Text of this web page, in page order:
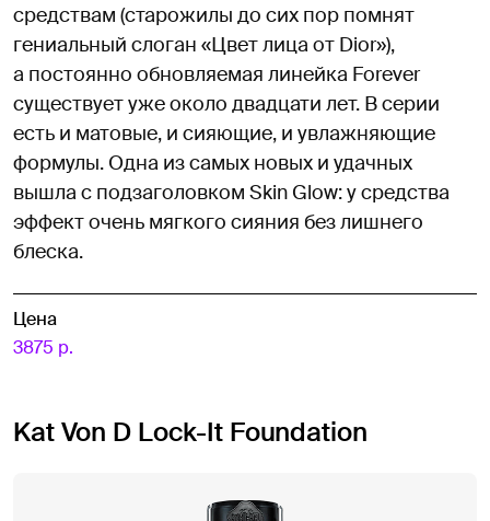
средствам (старожилы до сих пор помнят
гениальный слоган «Цвет лица от Dior»),
а постоянно обновляемая линейка Forever
существует уже около двадцати лет. В серии
есть и матовые, и сияющие, и увлажняющие
формулы. Одна из самых новых и удачных
вышла с подзаголовком Skin Glow: у средства
эффект очень мягкого сияния без лишнего
блеска.
Цена
3875 р.
Kat Von D Lock-It Foundation